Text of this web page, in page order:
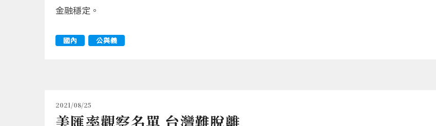
金融穩定。
國內 公與義
2021/08/25
美匯率觀察名單 台灣難脫離